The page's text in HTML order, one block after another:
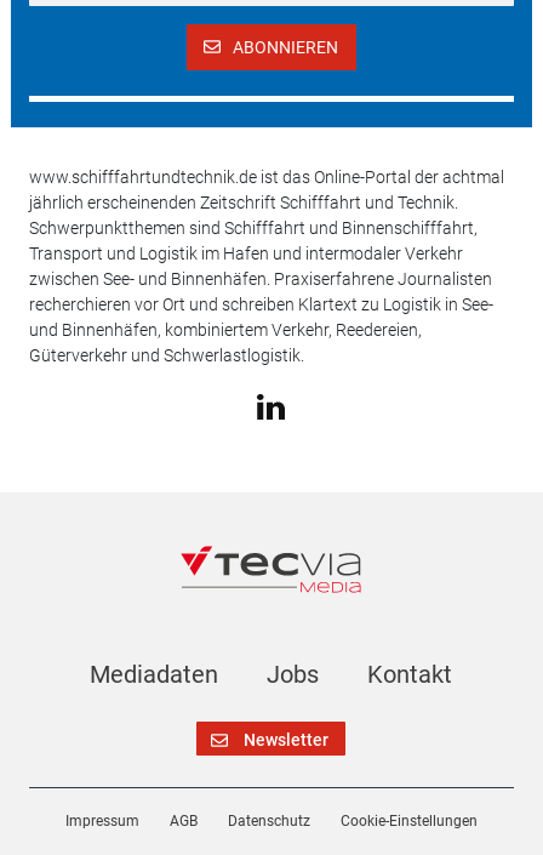
ABONNIEREN
www.schifffahrtundtechnik.de ist das Online-Portal der achtmal
jährlich erscheinenden Zeitschrift Schifffahrt und Technik.
Schwerpunktthemen sind Schifffahrt und Binnenschifffahrt,
Transport und Logistik im Hafen und intermodaler Verkehr
zwischen See- und Binnenhäfen. Praxiserfahrene Journalisten
recherchieren vor Ort und schreiben Klartext zu Logistik in See-
und Binnenhäfen, kombiniertem Verkehr, Reedereien,
Güterverkehr und Schwerlastlogistik.
Mediadaten Jobs Kontakt
Newsletter
Impressum AGB Datenschutz Cookie-Einstellungen